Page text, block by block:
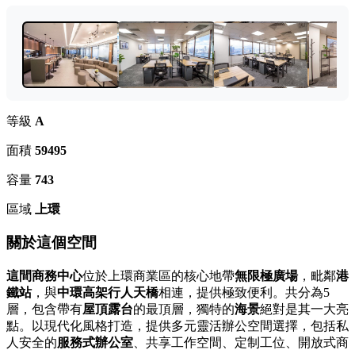
等級 A
面積 59495
容量 743
區域 上環
關於這個空間
這間商務中心位於上環商業區的核心地帶無限極廣場，毗鄰港
鐵站，與中環高架行人天橋相連，提供極致便利。共分為5
層，包含帶有屋頂露台的最頂層，獨特的海景絕對是其一大亮
點。以現代化風格打造，提供多元靈活辦公空間選擇，包括私
人安全的服務式辦公室 、共享工作空間、定制工位、開放式商